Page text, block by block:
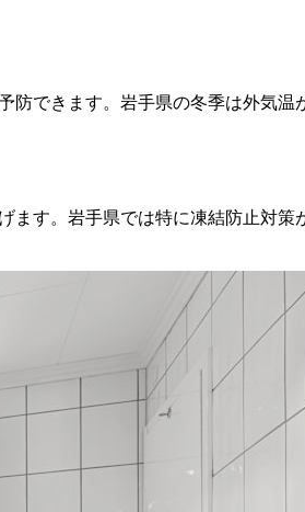
できます。岩手県の冬季は外気温
す。岩手県では特に凍結防止対